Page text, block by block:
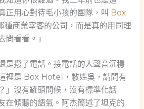
正用心對待毛小孩的團隊，叫 Box
種商業宰客的公司，而是真的用同理
問看看。」
是撥了電話。接電話的人聲音沉穩
裡是 Box Hotel，敝姓吳，請問有
」沒有罐頭問候，沒有標準化話
在傾聽的語氣。阿杰簡述了坦克的